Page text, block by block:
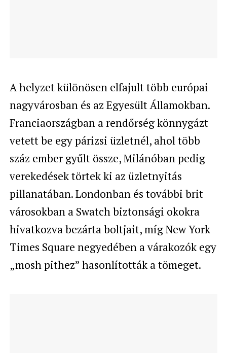
A helyzet különösen elfajult több európai
nagyvárosban és az Egyesült Államokban.
Franciaországban a rendőrség könnygázt
vetett be egy párizsi üzletnél, ahol több
száz ember gyűlt össze, Milánóban pedig
verekedések törtek ki az üzletnyitás
pillanatában. Londonban és további brit
városokban a Swatch biztonsági okokra
hivatkozva bezárta boltjait, míg New York
Times Square negyedében a várakozók egy
„mosh pithez” hasonlították a tömeget.